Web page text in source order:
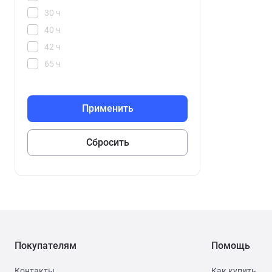
30 ч
40 ч
42 ч
65 ч
144 ч
216 ч
Покупателям Помощь